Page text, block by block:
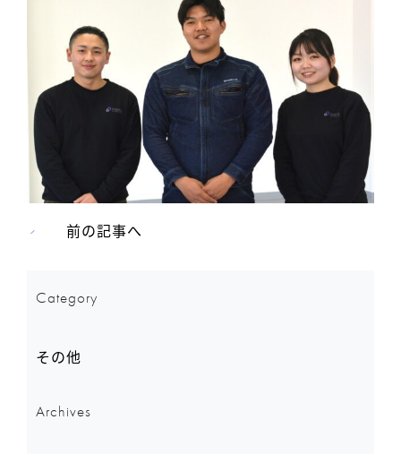
前の記事へ
Category
その他
Archives